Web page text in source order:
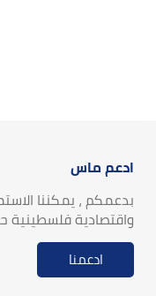
ادعم ماس
بدعمكم ، يمكننا
واقتصادية فلسطينية
ادعمنا